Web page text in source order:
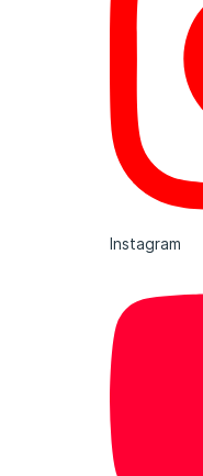
Instagram